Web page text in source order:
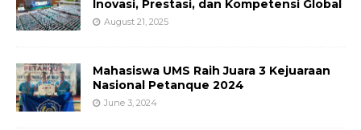
Inovasi, Prestasi, dan Kompetensi Global
August 21, 2025
Mahasiswa UMS Raih Juara 3 Kejuaraan
Nasional Petanque 2024
June 3, 2024